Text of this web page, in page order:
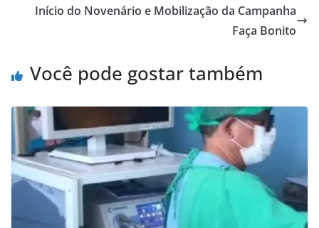
Início do Novenário e Mobilização da Campanha
Faça Bonito
Você pode gostar também